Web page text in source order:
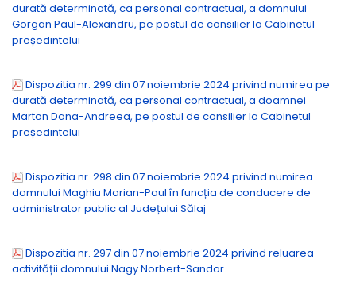
durată determinată, ca personal contractual, a domnului
Gorgan Paul-Alexandru, pe postul de consilier la Cabinetul
președintelui
Dispozitia nr. 299 din 07 noiembrie 2024 privind numirea pe
durată determinată, ca personal contractual, a doamnei
Marton Dana-Andreea, pe postul de consilier la Cabinetul
președintelui
Dispozitia nr. 298 din 07 noiembrie 2024 privind numirea
domnului Maghiu Marian-Paul în funcția de conducere de
administrator public al Județului Sălaj
Dispozitia nr. 297 din 07 noiembrie 2024 privind reluarea
activității domnului Nagy Norbert-Sandor